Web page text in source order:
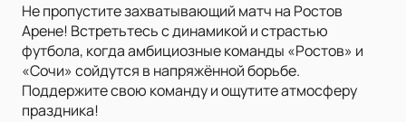
Не пропустите захватывающий матч на Ростов
Арене! Встретьтесь с динамикой и страстью
футбола, когда амбициозные команды «Ростов» и
«Сочи» сойдутся в напряжённой борьбе.
Поддержите свою команду и ощутите атмосферу
праздника!